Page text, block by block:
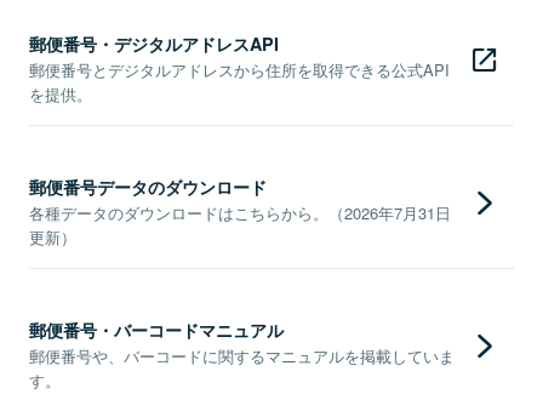
郵便番号・デジタルアドレスAPI
郵便番号とデジタルアドレスから住所を取得できる公式API
を提供。
郵便番号データのダウンロード
各種データのダウンロードはこちらから。（2026年7月31日
更新）
郵便番号・バーコードマニュアル
郵便番号や、バーコードに関するマニュアルを掲載していま
す。